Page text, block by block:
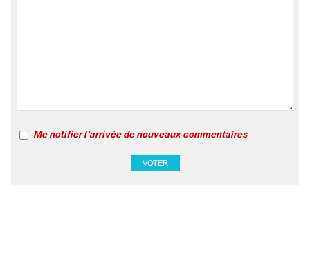
Me notifier l'arrivée de nouveaux commentaires